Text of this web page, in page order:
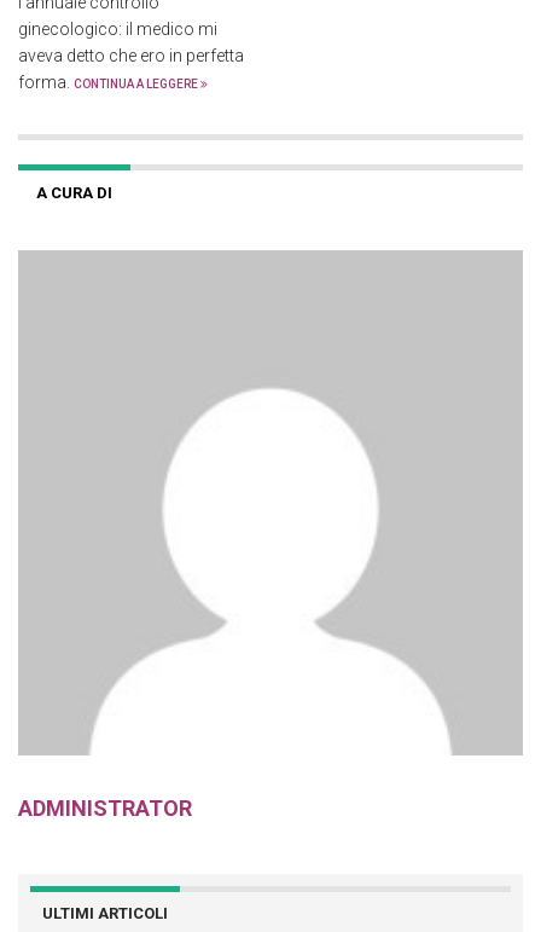
ginecologico: il medico mi
aveva detto che ero in perfetta
forma. CONTINUA A LEGGERE
A CURA DI
ADMINISTRATOR
ULTIMI ARTICOLI